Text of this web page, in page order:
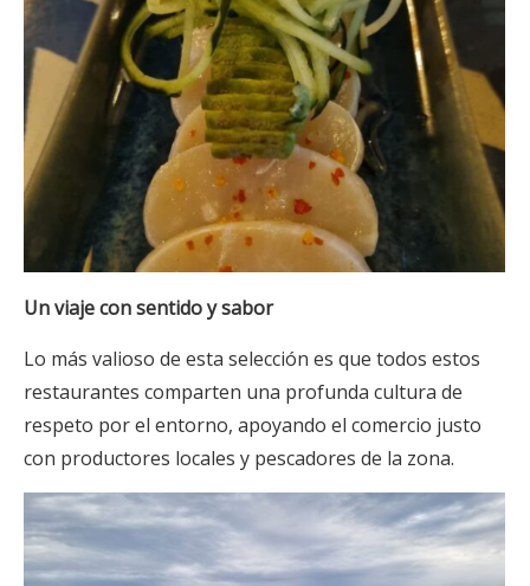
Un viaje con sentido y sabor
Lo más valioso de esta selección es que todos estos
restaurantes comparten una profunda cultura de
respeto por el entorno, apoyando el comercio justo
con productores locales y pescadores de la zona.